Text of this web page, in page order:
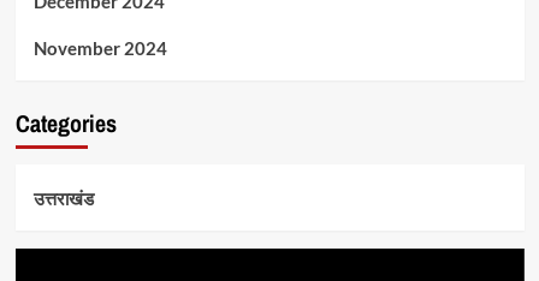
November 2024
Categories
उत्तराखंड